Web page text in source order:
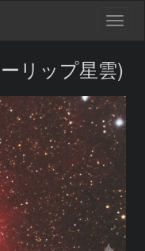
リップ星雲)